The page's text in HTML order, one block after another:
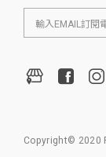
Copyright© 2020